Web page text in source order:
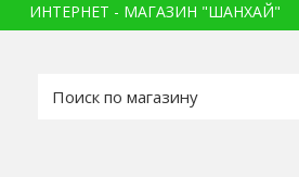
ИНТЕРНЕТ - МАГАЗИН "ШАНХАЙ"